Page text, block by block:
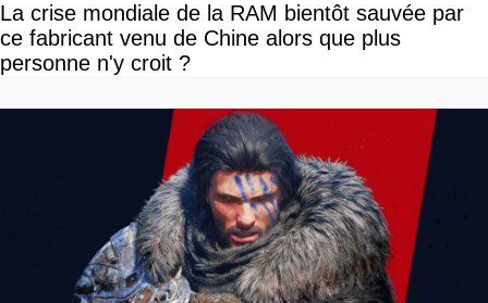
La crise mondiale de la RAM bientôt sauvée par
ce fabricant venu de Chine alors que plus
personne n'y croit ?